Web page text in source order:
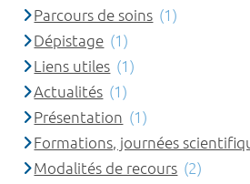
Parcours de soins (1)
Dépistage (1)
Liens utiles (1)
Actualités (1)
Présentation (1)
Formations, journées
Modalités de recours (2)